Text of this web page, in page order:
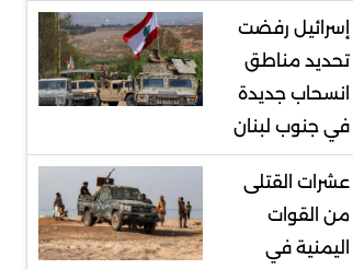
إسرائيل رفضت
تحديد مناطق
انسحاب جديدة
في جنوب لبنان
عشرات القتلى
من القوات
اليمنية في